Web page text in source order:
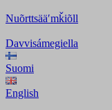
Nuõrttsääʹmǩiõll
Davvisámegiella
Suomi
English